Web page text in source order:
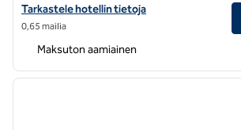
Näytä Hampton Inn San Francisco-Airport -
Tarkastele hotellin tietoja
0,65 mailia
Maksuton aamiainen
1/12